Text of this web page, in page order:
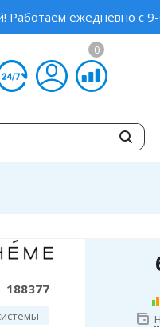
Работаем ежедневно с
0
188377